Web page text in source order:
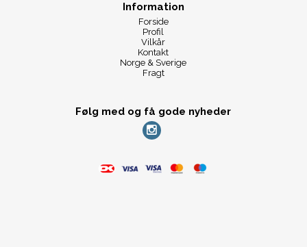
Information
Forside
Profil
Vilkår
Kontakt
Norge & Sverige
Fragt
Følg med og få gode nyheder